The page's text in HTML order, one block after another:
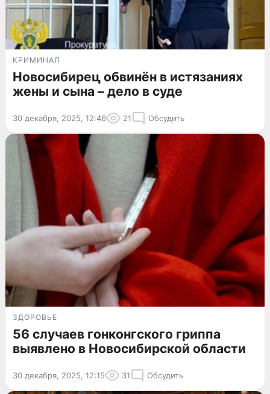
КРИМИНАЛ
Новосибирец обвинён в истязаниях
жены и сына – дело в суде
30 декабря, 2025, 12:46 21 Обсудить
ЗДОРОВЬЕ
56 случаев гонконгского гриппа
выявлено в Новосибирской области
30 декабря, 2025, 12:15 31 Обсудить